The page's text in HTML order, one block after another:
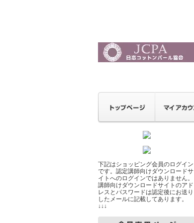
下記はショッピング会員のログイン
です。認定講師向けダウンロードサ
イトへのログインではありません。
講師向けダウンロードサイトのアド
レスとパスワードは認定後にお送り
したメールに記載してあります。
↓↓↓